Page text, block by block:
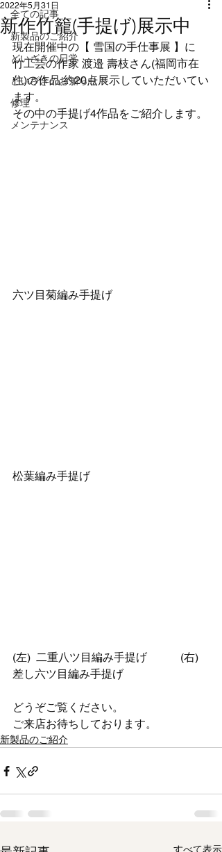
全ての記事
新製品のご紹介
どいざきの日常
どいざきのお知らせ
修理
メンテナンス
新作竹籠(手提げ)展示中
2022年5月31日
現在開催中の【 雪国の手仕事展 】に
竹工芸の作家 渡邉 壽枝さん(福岡市在
住)の作品 約20点展示していただいてい
ます。
その中の手提げ4作品をご紹介します。
六ツ目菊編み手提げ
松葉編み手提げ
(左)  二重八ツ目編み手提げ　　　(右)
差し六ツ目編み手提げ
どうぞご覧ください。
ご来店お待ちしております。
新製品のご紹介
すべて表示